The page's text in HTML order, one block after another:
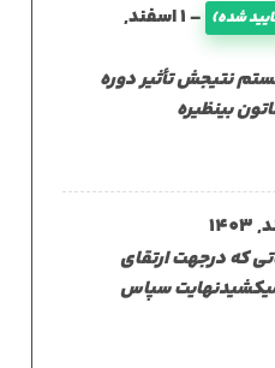
شده) – 1 اسفند,
نتیجش تأثیر دوره
بینظیره
که درجهت ارتقاي
سپاس